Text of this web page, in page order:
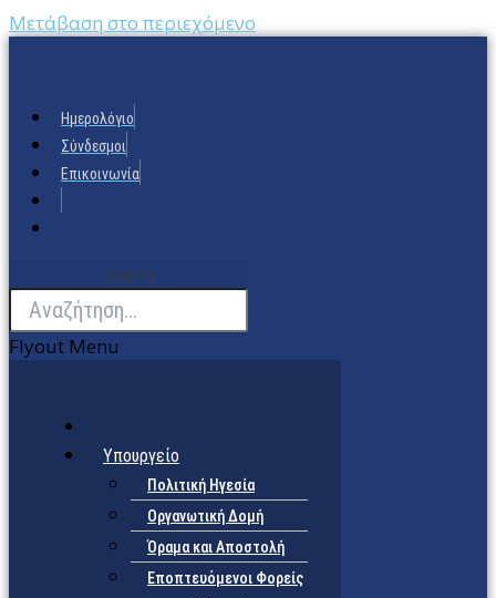
Μετάβαση στο περιεχόμενο
Ημερολόγιο
Σύνδεσμοι
Επικοινωνία
Search
Flyout Menu
Υπουργείο
Πολιτική Ηγεσία
Οργανωτική Δομή
Όραμα και Αποστολή
Εποπτευόμενοι Φορείς